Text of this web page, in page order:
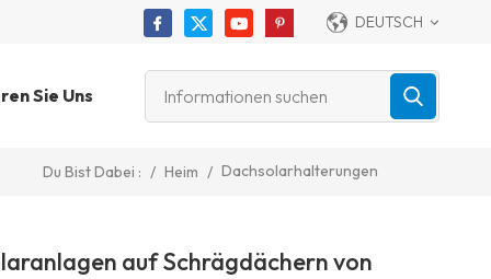
DEUTSCH
Sie Uns
Du Bist Dabei : / Heim / Dachsolarhalterungen
auf Schrägdächern von